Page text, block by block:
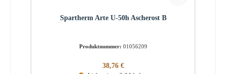
Spartherm Arte U-50h Ascherost B
Produktnummer: 01056209
Regulärer Preis:
38,76 €